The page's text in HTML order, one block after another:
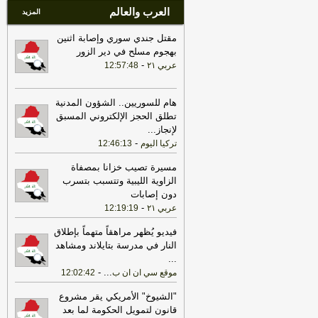
العرب والعالم المزيد
مقتل جندي سوري وإصابة اثنين
بهجوم مسلح في دير الزور
عربي ٢١ -
12:57:48
هام للسوريين.. الشؤون المدنية
تطلق الحجز الإلكتروني المسبق
لإنجاز ...
تركيا اليوم -
12:46:13
مسيرة تصيب خزانا بمصفاة
الزاوية الليبية وتتسبب بتسرب
دون إصابات
عربي ٢١ -
12:19:19
فيديو يُظهر مراهقاً متهماً بإطلاق
النار في مدرسة بتايلاند ومشاهد
...
موقع سي ان ان ب...
-
12:02:42
"الشيوخ" الأمريكي يقر مشروع
قانون لتمويل الحكومة لما بعد